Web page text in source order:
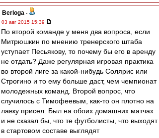
Berloga -
03 авг 2015 15:39
По второй команде у меня два вопроса, если
Митрюшкин по мнению тренерского штаба
уступает Песьякову, то почему бы его в аренду
не отдать? Даже регулярная игровая практика
во второй лиге за какой-нибудь Солярис или
Строгино и то ему больше даст, чем чемпионат
молодежных команд. Второй вопрос, что
случилось с Тимофеевым, как-то он плотно на
лавку присел. Был на обоих домашних матчах
и не сказал бы, что те футболисты, что выходят
в стартовом составе выглядят